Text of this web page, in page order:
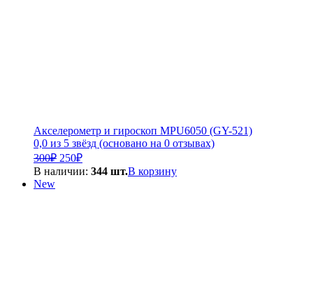
Акселерометр и гироскоп MPU6050 (GY-521)
0,0 из 5 звёзд (основано на 0 отзывах)
300₽ Первоначальная
цена
250₽Текущая
цена:
В наличии: 344 шт.В корзину
New